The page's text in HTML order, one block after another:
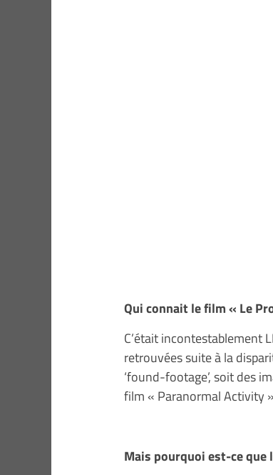
Qui connait le film « Le
C’était incontestablement
retrouvées suite à la
‘found-footage’, soit des
film « Paranormal Activity
Mais pourquoi est-ce